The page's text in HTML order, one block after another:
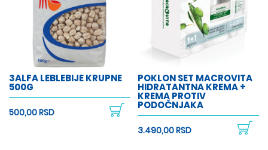
3ALFA LEBLEBIJE KRUPNE
500G
500,00 RSD
POKLON SET MACROVITA
HIDRATANTNA KREMA +
KREMA PROTIV
PODOČNJAKA
3.490,00 RSD